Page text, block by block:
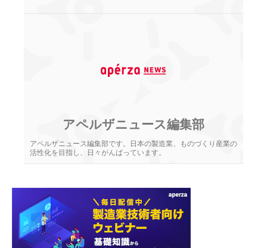
アペルザニュース編集部
アペルザニュース編集部です。日本の製造業、ものづくり産業の
活性化を目指し、日々がんばっています。